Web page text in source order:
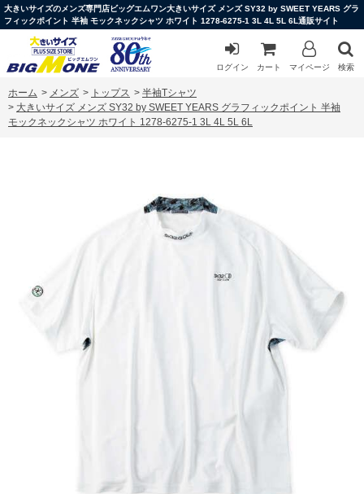
大きいサイズのメンズ専門店ビッグエムワン大きいサイズ メンズ SY32 by SWEET YEARS グラ
フィックポイント 半袖 モックネックシャツ ホワイト 1278-6275-1 3L 4L 5L 6L通販サイト
ログイン カート マイページ 検索
ホーム > メンズ > トップス > 半袖Tシャツ
> 大きいサイズ メンズ SY32 by SWEET YEARS グラフィックポイント 半袖
モックネックシャツ ホワイト 1278-6275-1 3L 4L 5L 6L